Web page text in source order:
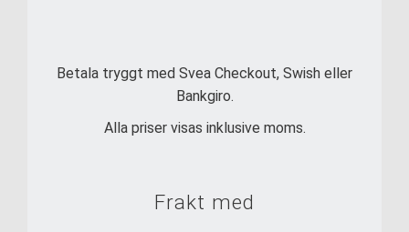
Betala tryggt med Svea Checkout, Swish eller
Bankgiro.
Alla priser visas inklusive moms.
Frakt med